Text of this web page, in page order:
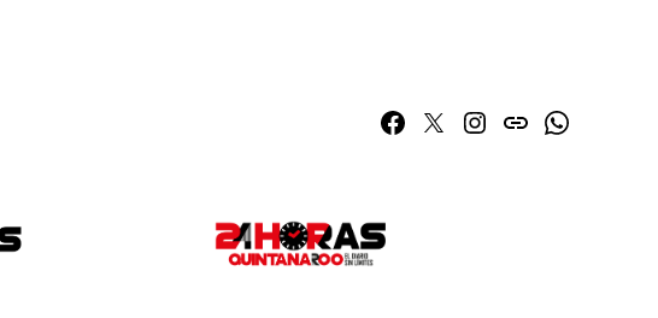
Facebook
TwitterInstagram
issuuWhatsapp